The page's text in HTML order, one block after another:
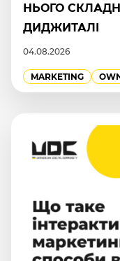
НЬОГО
ДИДЖИТАЛІ
04.08.2026
MARKETING